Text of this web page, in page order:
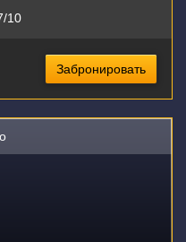
/10
Забронировать